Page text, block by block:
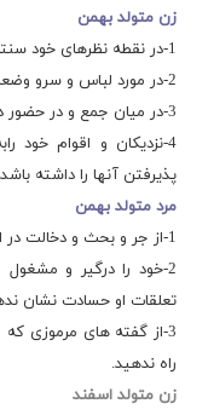
زن متولد بهمن
1-در نقطه نظرهای خود سنتی و قدیمی نباشید.
2-در مورد لباس و سرو وضعش چیزی به او دیكته نكنید.
3-در میان جمع و در حضور دیگران با او مشاجره نكنید.
4-نزدیكان و اقوام خود
پذیرفتن آنها را داشته
مرد متولد بهمن
1-از جر و بحث و دخالت در امور خصوصی او بپرهیزید.
2-خود را درگیر و
تعلقات او حسادت نشان
3-از گفته های مرموزی
راه ندهید.
زن متولد اسفند